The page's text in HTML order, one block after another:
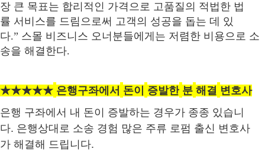
장 큰 목표는 합리적인 가격으로 고품질의 적법한 법
률 서비스를 드림으로써 고객의 성공을 돕는 데
있
다.” 스몰 비즈니스 오너분들에게는 저렴한 비용으로 소
송을 해결한다.
★★★★★ 은행구좌에서 돈이 증발한 분 해결 변호사
은행 구좌에서 내 돈이 증발하는 경우가 종종 있습니
다. 은행상대로 소송 경험 많은 주류 로펌 출신 변호사
가 해결해 드립니다.